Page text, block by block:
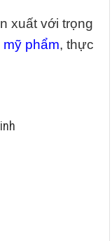
xuất với trọng
mỹ phẩm, thực